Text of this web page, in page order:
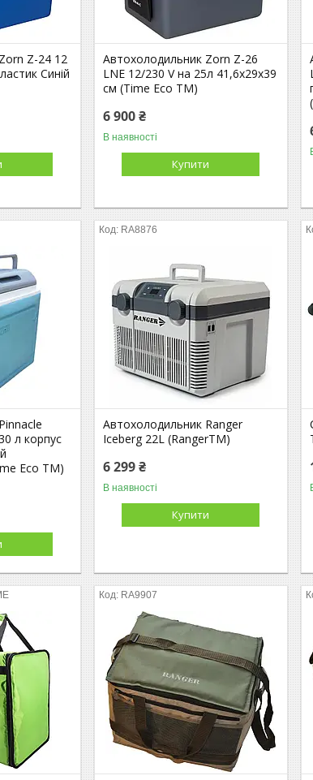
Z-24 12
Синій
Автохолодильник Zorn Z-26
LNE 12/230 V на 25л 41,6х29х39
см (Time Eco TM)
6 900 ₴
В наявності
Купити
л корпус
Eco TM)
RA8876
Автохолодильник Ranger
Iceberg 22L (RangerTM)
6 299 ₴
В наявності
Купити
RA9907